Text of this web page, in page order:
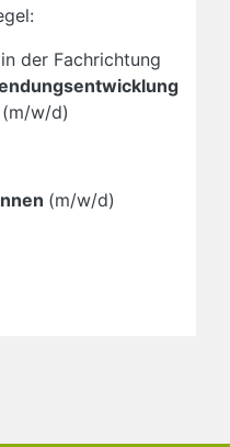
in der Fachrichtung
(m/w/d)
(m/w/d)